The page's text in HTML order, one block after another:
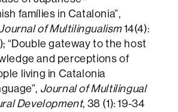
famílies in Catalonia”,
of Multilingualism14(4):
“Double gateway to the host
and perceptions of
living in Catalonia
Journal of Multilingual
Development, 38 (1): 19-34